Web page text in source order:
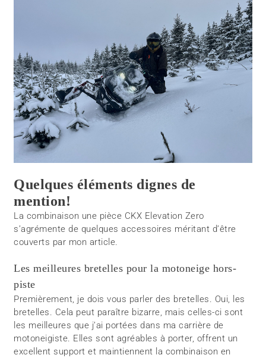
Quelques éléments dignes de
mention!
La combinaison une pièce CKX Elevation Zero
s’agrémente de quelques accessoires méritant d’être
couverts par mon article.
Les meilleures bretelles pour la motoneige hors-
piste
Premièrement, je dois vous parler des bretelles. Oui, les
bretelles. Cela peut paraître bizarre, mais celles-ci sont
les meilleures que j’ai portées dans ma carrière de
motoneigiste. Elles sont agréables à porter, offrent un
excellent support et maintiennent la combinaison en